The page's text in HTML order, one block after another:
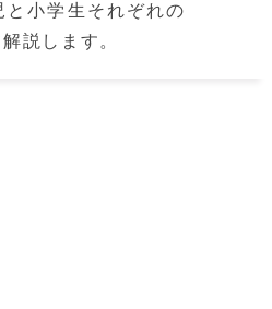
と小学生それぞれの
説します。